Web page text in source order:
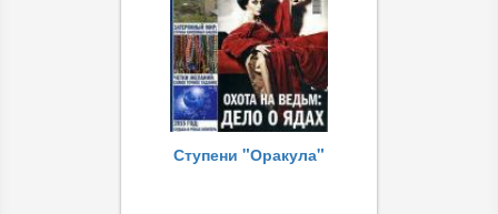
Ступени "Оракула"